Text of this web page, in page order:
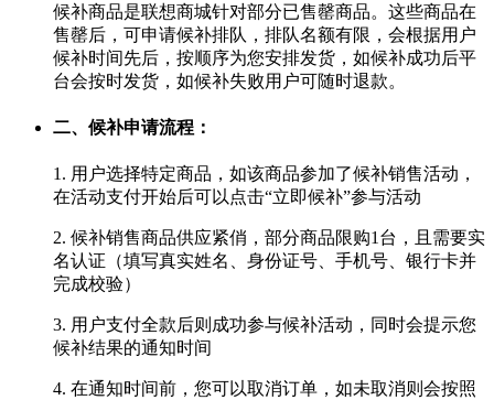
候补商品是联想商城针对部分已售罄商品。这些商品在
售罄后，可申请候补排队，排队名额有限，会根据用户
候补时间先后，按顺序为您安排发货，如候补成功后平
台会按时发货，如候补失败用户可随时退款。
二、候补申请流程：
1. 用户选择特定商品，如该商品参加了候补销售活动，
在活动支付开始后可以点击“立即候补”参与活动
2. 候补销售商品供应紧俏，部分商品限购1台，且需要实
名认证（填写真实姓名、身份证号、手机号、银行卡并
完成校验）
3. 用户支付全款后则成功参与候补活动，同时会提示您
候补结果的通知时间
4. 在通知时间前，您可以取消订单，如未取消则会按照